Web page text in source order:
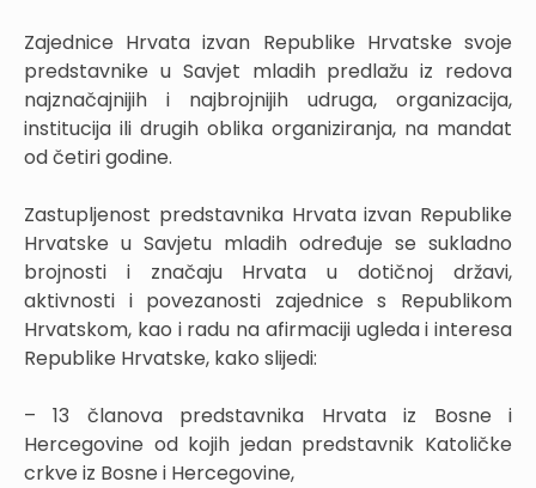
Zajednice Hrvata izvan Republike Hrvatske svoje
predstavnike u Savjet mladih predlažu iz redova
najznačajnijih i najbrojnijih udruga, organizacija,
institucija ili drugih oblika organiziranja, na mandat
od četiri godine.
Zastupljenost predstavnika Hrvata izvan Republike
Hrvatske u Savjetu mladih određuje se sukladno
brojnosti i značaju Hrvata u dotičnoj državi,
aktivnosti i povezanosti zajednice s Republikom
Hrvatskom, kao i radu na afirmaciji ugleda i interesa
Republike Hrvatske, kako slijedi:
– 13 članova predstavnika Hrvata iz Bosne i
Hercegovine od kojih jedan predstavnik Katoličke
crkve iz Bosne i Hercegovine,